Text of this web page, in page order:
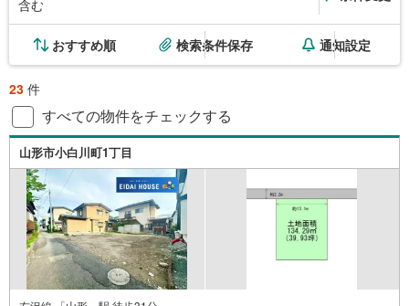
含む
おすすめ順 検索条件保存 通知設定
23 件
すべての物件をチェックする
山形市小白川町1丁目